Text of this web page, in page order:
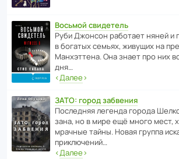
Восьмой свидетель
Руби Джонсон рабо­тает няней и
в богатых семьях, живущих на
Манх­эт­тена. Она знает про них
дня…
‹Далее›
ЗАТО: город забвения
После­дняя легенда города
зана, но в мире ещё много мест,
мрачные тайны. Новая группа
приключений…
‹Далее›